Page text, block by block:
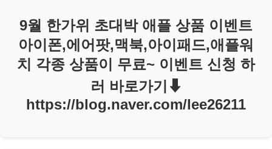
9월 한가위 초대박 애플 상품 이벤트
아이폰,에어팟,맥북,아이패드,애플워
치 각종 상품이 무료~ 이벤트 신청 하
러 바로가기⬇
https://blog.naver.com/lee26211